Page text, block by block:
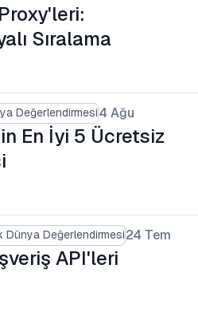
Sıralama
Değerlendirmesi4 Ağu
En İyi 5 Ücretsiz
Dünya Değerlendirmesi24 Tem
API'leri